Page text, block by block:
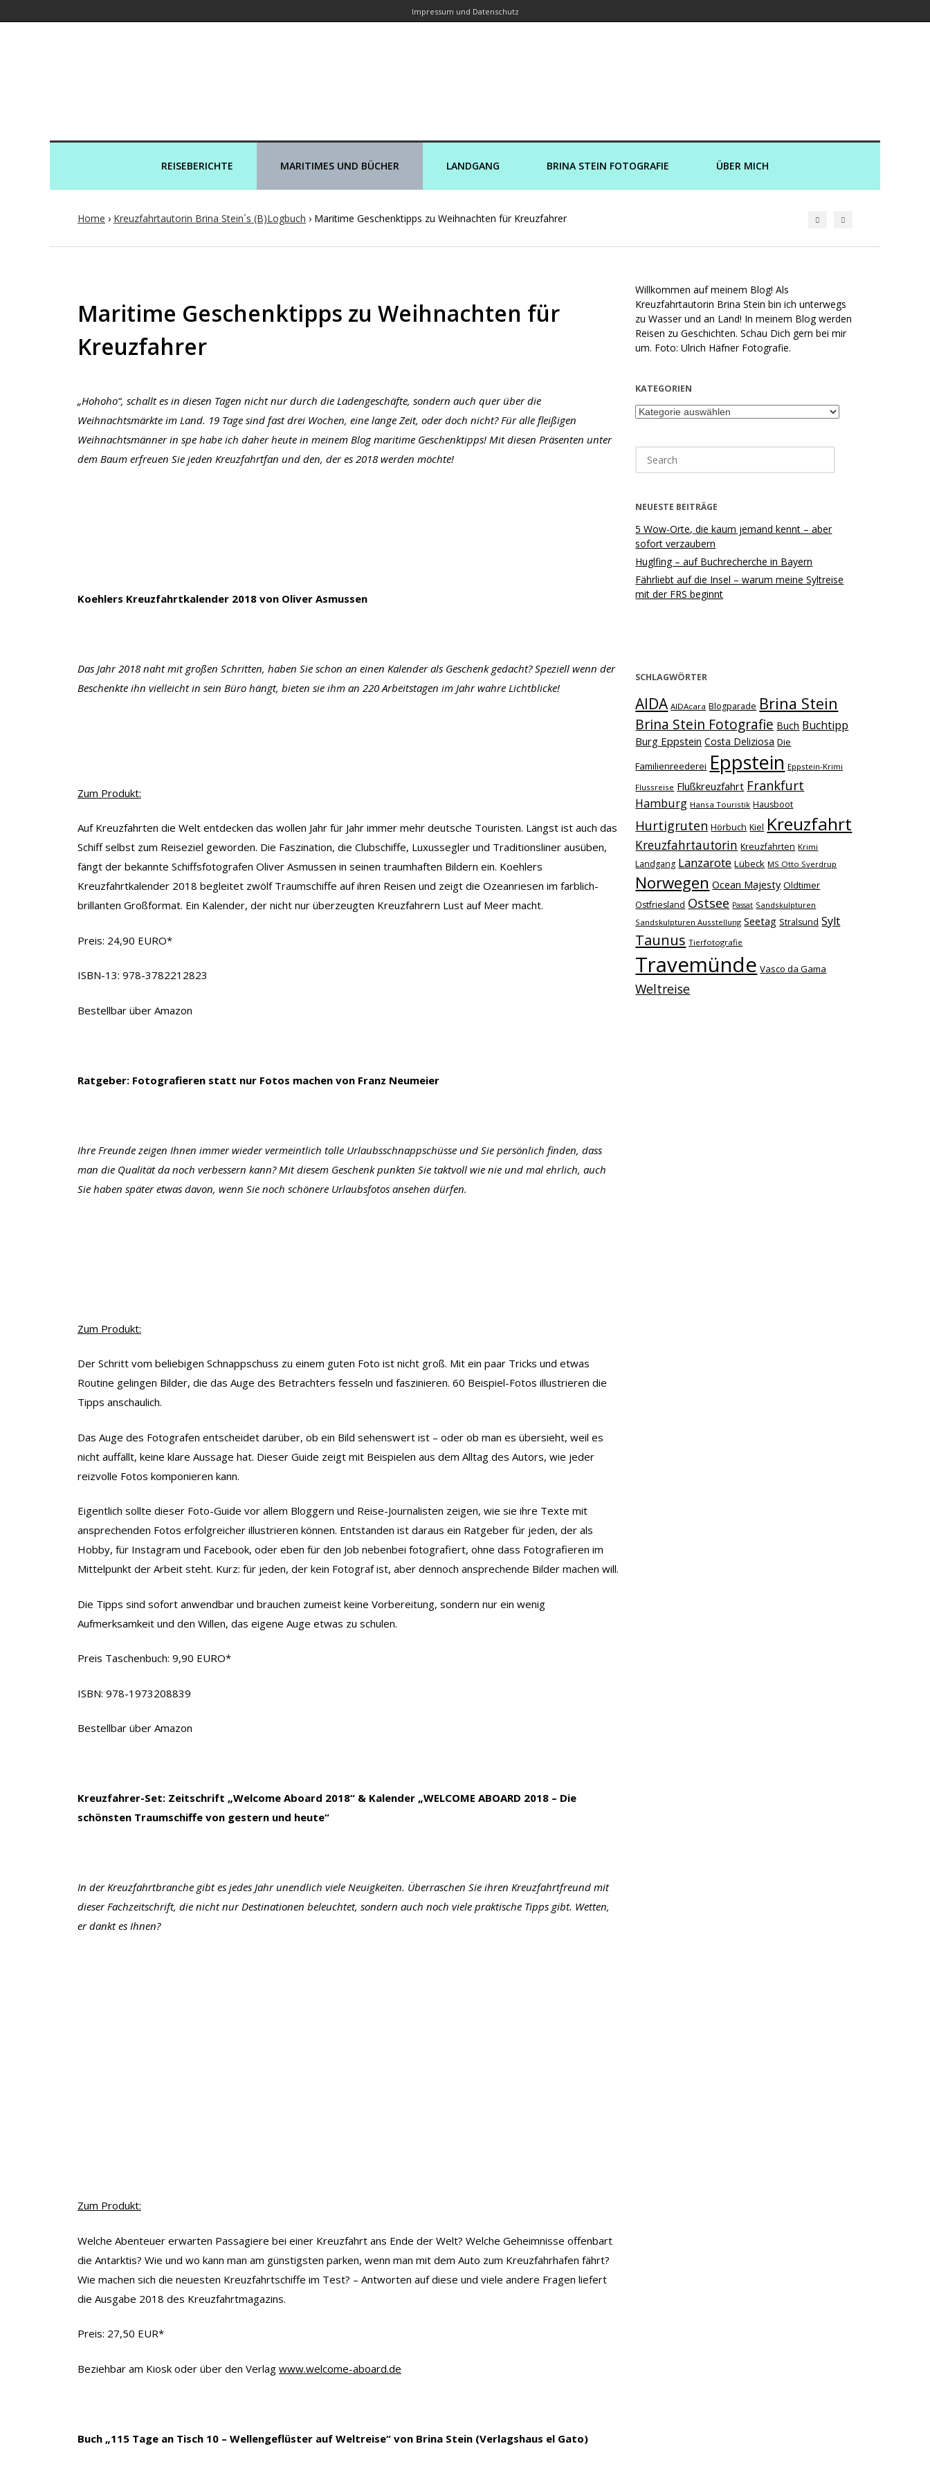
Impressum und Datenschutz
REISEBERICHTE MARITIMES UND BÜCHER LANDGANG BRINA STEIN FOTOGRAFIE ÜBER MICH
Home › Kreuzfahrtautorin Brina Stein´s (B)Logbuch › Maritime Geschenktipps zu Weihnachten für Kreuzfahrer
Maritime Geschenktipps zu Weihnachten für
Kreuzfahrer
„Hohoho“, schallt es in diesen Tagen nicht nur durch die Ladengeschäfte, sondern auch quer über die
Weihnachtsmärkte im Land. 19 Tage sind fast drei Wochen, eine lange Zeit, oder doch nicht? Für alle fleißigen
Weihnachtsmänner in spe habe ich daher heute in meinem Blog maritime Geschenktipps! Mit diesen Präsenten unter
dem Baum erfreuen Sie jeden Kreuzfahrtfan und den, der es 2018 werden möchte!
Koehlers Kreuzfahrtkalender 2018 von Oliver Asmussen
Das Jahr 2018 naht mit großen Schritten, haben Sie schon an einen Kalender als Geschenk gedacht? Speziell wenn der
Beschenkte ihn vielleicht in sein Büro hängt, bieten sie ihm an 220 Arbeitstagen im Jahr wahre Lichtblicke!
Zum Produkt:
Auf Kreuzfahrten die Welt entdecken das wollen Jahr für Jahr immer mehr deutsche Touristen. Längst ist auch das
Schiff selbst zum Reiseziel geworden. Die Faszination, die Clubschiffe, Luxussegler und Traditionsliner ausüben,
fängt der bekannte Schiffsfotografen Oliver Asmussen in seinen traumhaften Bildern ein. Koehlers
Kreuzfahrtkalender 2018 begleitet zwölf Traumschiffe auf ihren Reisen und zeigt die Ozeanriesen im farblich-
brillanten Großformat. Ein Kalender, der nicht nur überzeugten Kreuzfahrern Lust auf Meer macht.
Preis: 24,90 EURO*
ISBN-13: 978-3782212823
Bestellbar über Amazon
Ratgeber: Fotografieren statt nur Fotos machen von Franz Neumeier
Ihre Freunde zeigen Ihnen immer wieder vermeintlich tolle Urlaubsschnappschüsse und Sie persönlich finden, dass
man die Qualität da noch verbessern kann? Mit diesem Geschenk punkten Sie taktvoll wie nie und mal ehrlich, auch
Sie haben später etwas davon, wenn Sie noch schönere Urlaubsfotos ansehen dürfen.
Zum Produkt:
Der Schritt vom beliebigen Schnappschuss zu einem guten Foto ist nicht groß. Mit ein paar Tricks und etwas
Routine gelingen Bilder, die das Auge des Betrachters fesseln und faszinieren. 60 Beispiel-Fotos illustrieren die
Tipps anschaulich.
Das Auge des Fotografen entscheidet darüber, ob ein Bild sehenswert ist – oder ob man es übersieht, weil es
nicht auffällt, keine klare Aussage hat. Dieser Guide zeigt mit Beispielen aus dem Alltag des Autors, wie jeder
reizvolle Fotos komponieren kann.
Eigentlich sollte dieser Foto-Guide vor allem Bloggern und Reise-Journalisten zeigen, wie sie ihre Texte mit
ansprechenden Fotos erfolgreicher illustrieren können. Entstanden ist daraus ein Ratgeber für jeden, der als
Hobby, für Instagram und Facebook, oder eben für den Job nebenbei fotografiert, ohne dass Fotografieren im
Mittelpunkt der Arbeit steht. Kurz: für jeden, der kein Fotograf ist, aber dennoch ansprechende Bilder machen will.
Die Tipps sind sofort anwendbar und brauchen zumeist keine Vorbereitung, sondern nur ein wenig
Aufmerksamkeit und den Willen, das eigene Auge etwas zu schulen.
Preis Taschenbuch: 9,90 EURO*
ISBN: 978-1973208839
Bestellbar über Amazon
Kreuzfahrer-Set: Zeitschrift „Welcome Aboard 2018“ & Kalender „WELCOME ABOARD 2018 – Die
schönsten Traumschiffe von gestern und heute“
In der Kreuzfahrtbranche gibt es jedes Jahr unendlich viele Neuigkeiten. Überraschen Sie ihren Kreuzfahrtfreund mit
dieser Fachzeitschrift, die nicht nur Destinationen beleuchtet, sondern auch noch viele praktische Tipps gibt. Wetten,
er dankt es Ihnen?
Zum Produkt:
Welche Abenteuer erwarten Passagiere bei einer Kreuzfahrt ans Ende der Welt? Welche Geheimnisse offenbart
die Antarktis? Wie und wo kann man am günstigsten parken, wenn man mit dem Auto zum Kreuzfahrhafen fährt?
Wie machen sich die neuesten Kreuzfahrtschiffe im Test? – Antworten auf diese und viele andere Fragen liefert
die Ausgabe 2018 des Kreuzfahrtmagazins.
Preis: 27,50 EUR*
Beziehbar am Kiosk oder über den Verlag www.welcome-aboard.de
Buch „115 Tage an Tisch 10 – Wellengeflüster auf Weltreise“ von Brina Stein (Verlagshaus el Gato)
Willkommen auf meinem Blog! Als
Kreuzfahrtautorin Brina Stein bin ich unterwegs
zu Wasser und an Land! In meinem Blog werden
Reisen zu Geschichten. Schau Dich gern bei mir
um. Foto: Ulrich Häfner Fotografie.
KATEGORIEN
Kategorien
for:
NEUESTE BEITRÄGE
5 Wow-Orte, die kaum jemand kennt – aber
sofort verzaubern
Huglfing – auf Buchrecherche in Bayern
Fährliebt auf die Insel – warum meine Syltreise
mit der FRS beginnt
SCHLAGWÖRTER
AIDA AIDAcara Blogparade Brina Stein
Brina Stein Fotografie Buch Buchtipp
Burg Eppstein Costa Deliziosa Die
Familienreederei Eppstein Eppstein-Krimi
Flussreise Flußkreuzfahrt Frankfurt
Hamburg Hansa Touristik Hausboot
Hurtigruten Hörbuch Kiel Kreuzfahrt
Kreuzfahrtautorin Kreuzfahrten Krimi
Landgang Lanzarote Lübeck MS Otto Sverdrup
Norwegen Ocean Majesty Oldtimer
Ostfriesland Ostsee Passat Sandskulpturen
Sandskulpturen Ausstellung Seetag Stralsund Sylt
Taunus Tierfotografie
Travemünde Vasco da Gama
Weltreise